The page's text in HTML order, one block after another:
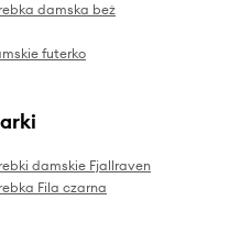
damska beż
futerko
damskie Fjallraven
Fila czarna